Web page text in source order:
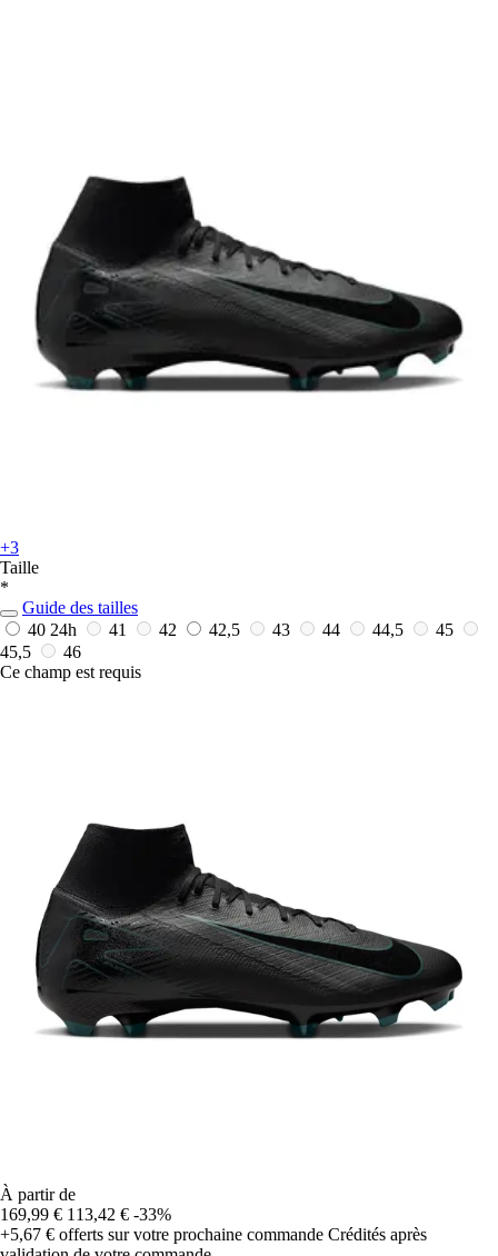
+3
Taille
*
Guide des tailles
40 24h 41 42 42,5 43 44 44,5
45
45,5
46
Ce champ est requis
À partir de
169,99 € 113,42 € -33%
+5,67 € offerts sur votre prochaine commande Crédités après